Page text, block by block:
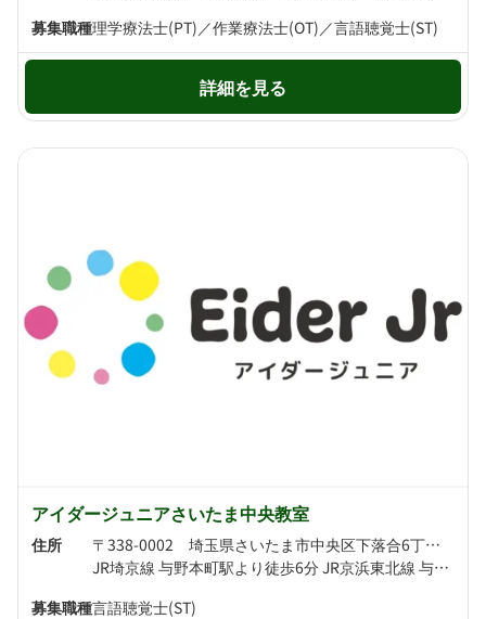
募集職種理学療法士(PT)／作業療法士(OT)／言語聴覚士(ST)
詳細を見る
アイダージュニアさいたま中央教室
住所
〒338-0002 埼玉県さいたま市中央区下落合6丁目2-5 WADA111F
JR埼京線 与野本町駅より徒歩6分 JR京浜東北線 与野駅より徒歩9分
募集職種言語聴覚士(ST)